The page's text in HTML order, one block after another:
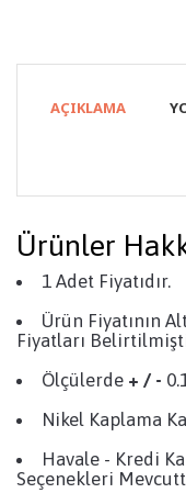
AÇIKLAMA
Ürünler
1 Adet Fiyatıdır.
Ürün Fiyatının
Fiyatları
Ölçülerde + / -
Nikel Kaplama
Havale - Kredi
Seçenekleri